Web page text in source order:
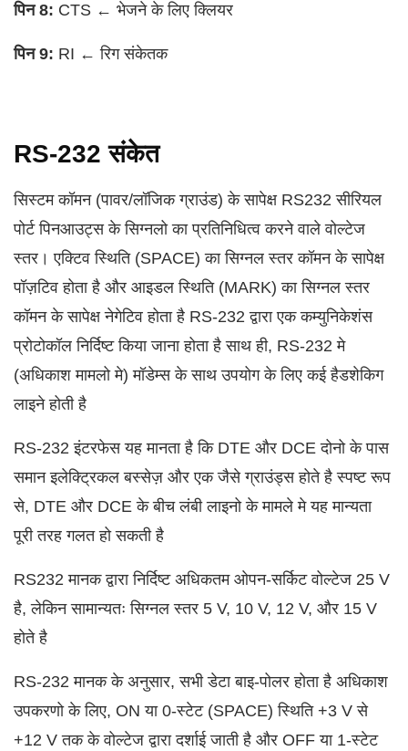
पिन 8: CTS ← भेजने के लिए क्लियर
पिन 9: RI ← रिग संकेतक
RS-232 संकेत
सिस्टम कॉमन (पावर/लॉजिक ग्राउंड) के सापेक्ष RS232 सीरियल
पोर्ट पिनआउट्स के सिग्नलो का प्रतिनिधित्व करने वाले वोल्टेज
स्तर। एक्टिव स्थिति (SPACE) का सिग्नल स्तर कॉमन के सापेक्ष
पॉज़टिव होता है और आइडल स्थिति (MARK) का सिग्नल स्तर
कॉमन के सापेक्ष नेगेटिव होता है RS-232 द्वारा एक कम्युनिकेशंस
प्रोटोकॉल निर्दिष्ट किया जाना होता है साथ ही, RS-232 मे
(अधिकाश मामलो मे) मॉडेम्स के साथ उपयोग के लिए कई हैडशेकिग
लाइने होती है
RS-232 इंटरफेस यह मानता है कि DTE और DCE दोनो के पास
समान इलेक्ट्रिकल बस्सेज़ और एक जैसे ग्राउंड्स होते है स्पष्ट रूप
से, DTE और DCE के बीच लंबी लाइनो के मामले मे यह मान्यता
पूरी तरह गलत हो सकती है
RS232 मानक द्वारा निर्दिष्ट अधिकतम ओपन-सर्किट वोल्टेज 25 V
है, लेकिन सामान्यतः सिग्नल स्तर 5 V, 10 V, 12 V, और 15 V
होते है
RS-232 मानक के अनुसार, सभी डेटा बाइ-पोलर होता है अधिकाश
उपकरणो के लिए, ON या 0-स्टेट (SPACE) स्थिति +3 V से
+12 V तक के वोल्टेज द्वारा दर्शाई जाती है और OFF या 1-स्टेट